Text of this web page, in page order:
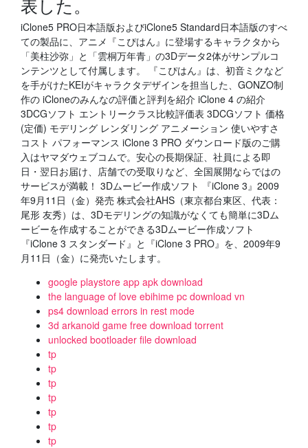
表した。
iClone5 PRO日本語版およびiClone5 Standard日本語版のすべ
ての製品に、アニメ『こぴはん』に登場するキャラクタから
「美柱沙弥」と「雲桐万年青」の3Dデータ2体がサンプルコ
ンテンツとして付属します。 『こぴはん』は、初音ミクなど
を手がけたKEIがキャラクタデザインを担当した、GONZO制
作の iCloneのみんなの評価と評判を紹介 iClone 4 の紹介
3DCGソフト エントリークラス比較評価表 3DCGソフト 価格
(定価) モデリング レンダリング アニメーション 使いやすさ
コスト パフォーマンス iClone 3 PRO ダウンロード版のご購
入はヤマダウェブコムで。安心の長期保証、社員による即
日・翌日お届け、店舗での受取りなど、全国展開ならではの
サービスが満載！ 3Dムービー作成ソフト 『iClone 3』2009
年9月11日（金）発売 株式会社AHS（東京都台東区、代表：
尾形 友秀）は、3Dモデリングの知識がなくても簡単に3Dム
ービーを作成することができる3Dムービー作成ソフト
『iClone 3 スタンダード』と『iClone 3 PRO』を、2009年9
月11日（金）に発売いたします。
google playstore app apk download
the language of love ebihime pc download vn
ps4 download errors in rest mode
3d arkanoid game free download torrent
unlocked bootloader file download
tp
tp
tp
tp
tp
tp
tp